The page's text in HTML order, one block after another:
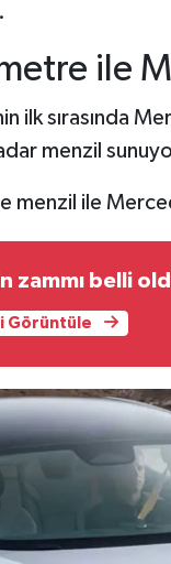
ile
ilk sırasında
menzil
menzil ile
zammı belli
Görüntüle